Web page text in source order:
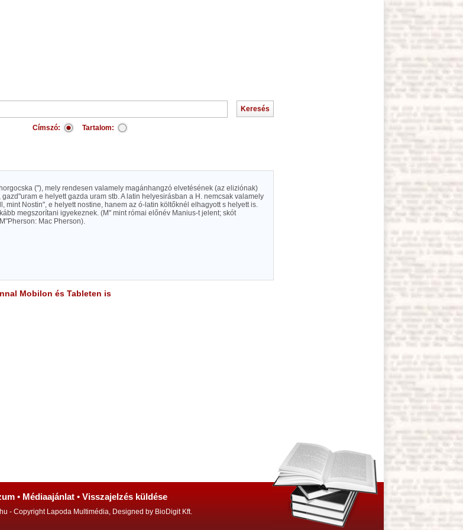
Címszó: Tartalom:
("), mely rendesen valamely magánhangzó elvetésének (az eliziónak)
e helyett gazda uram stb. A latin helyesirásban a H. nemcsak valamely
mint Nostin", e helyett nostine, hanem az ó-latin költőknél elhagyott s helyett is.
megszorítani igyekeznek. (M" mint római előnév Manius-t jelent; skót
Mac Pherson).
Mobilon és Tableten is
• Médiaajánlat • Visszajelzés küldése
- Copyright Lapoda Multimédia, Designed by BioDigit Kft.